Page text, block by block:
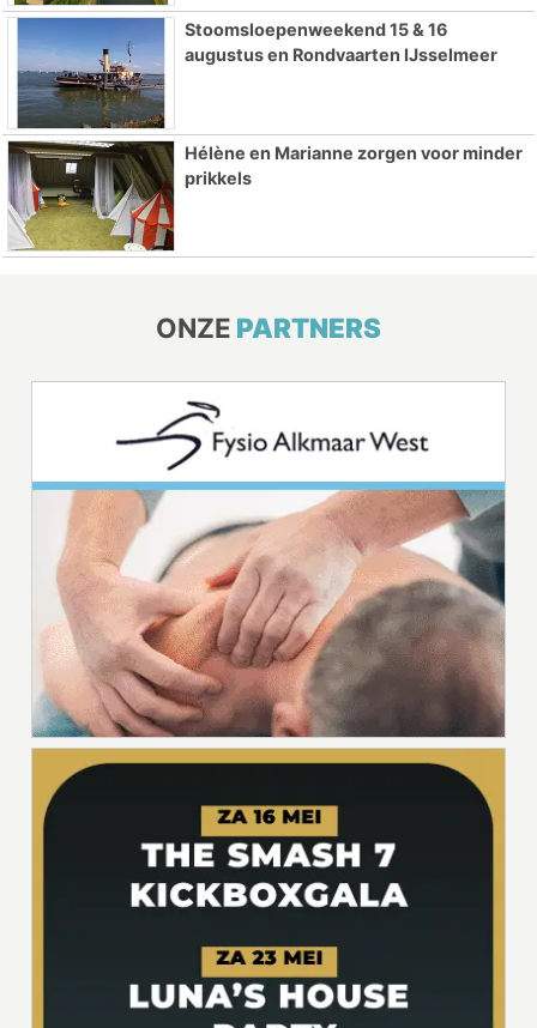
Stoomsloepenweekend 15 & 16
augustus en Rondvaarten IJsselmeer
Hélène en Marianne zorgen voor minder
prikkels
ONZE PARTNERS